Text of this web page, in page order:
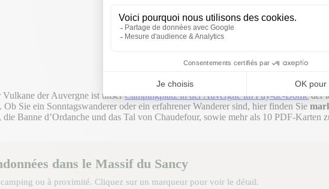
Wanderungen im Puy de
Vulkane der Auvergne ist unserCampingplatz in der Auvergne im Puy-de-Dômeder
Sie ein Sonntagswanderer oder ein erfahrener Wanderer sind, hier finden Sie
Banne d’Ordanche und das Tal von Chaudefour, sowie mehr als 10 PDF-Karten
dans le Massif du Sancy
ou à proximité. Cliquez sur un marqueur pour voir le détail.